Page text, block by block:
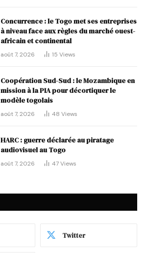
Concurrence : le Togo met ses entreprises
à niveau face aux règles du marché ouest-
africain et continental
août 7, 2026 15 Views
Coopération Sud-Sud : le Mozambique en
mission à la PIA pour décortiquer le
modèle togolais
août 7, 2026 48 Views
HARC : guerre déclarée au piratage
audiovisuel au Togo
août 7, 2026 47Views
Twitter